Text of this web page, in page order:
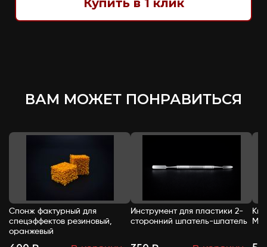
Купить в 1 клик
ВАМ МОЖЕТ ПОНРАВИТЬСЯ
Спонж фактурный для
спецэффектов резиновый,
оранжевый
Инструмент для пластики 2-
сторонний шпатель-шпатель